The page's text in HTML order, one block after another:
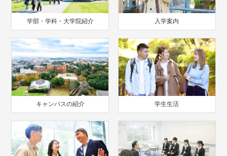
学部・学科・大学院紹介 入学案内
キャンパスの紹介 学生生活